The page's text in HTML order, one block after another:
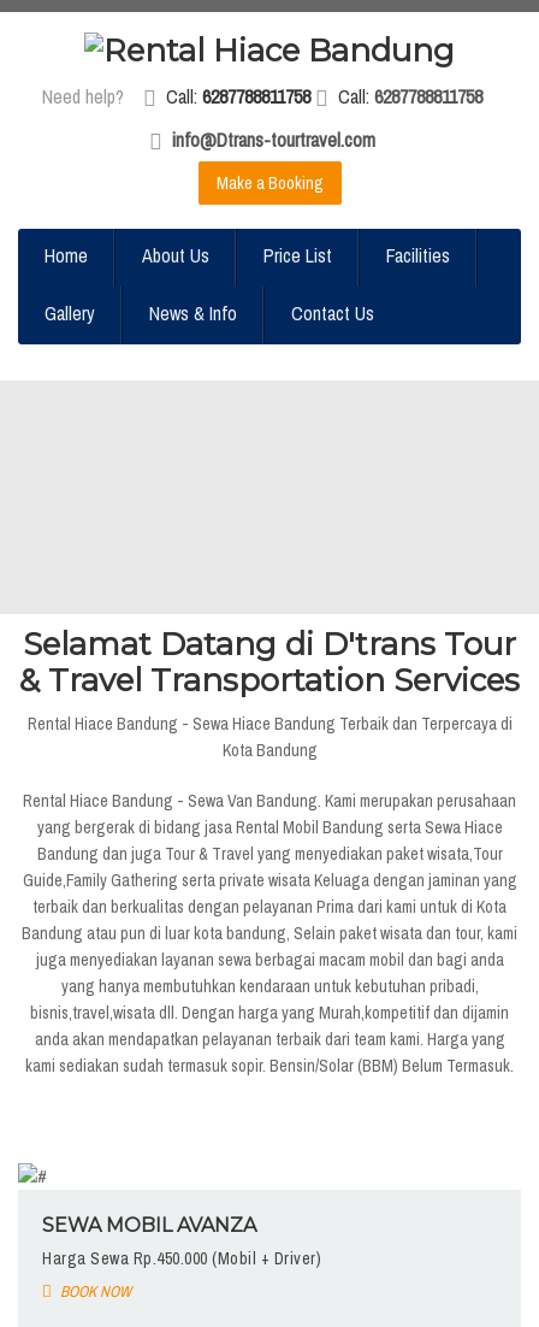
Need help? Call: 6287788811758 Call: 6287788811758
info@Dtrans-tourtravel.com
Make a Booking
Home About Us Price List Facilities
Gallery News & Info Contact Us
Selamat Datang di D'trans Tour
& Travel Transportation Services
Rental Hiace Bandung - Sewa Hiace Bandung Terbaik dan Terpercaya di
Kota Bandung
Rental Hiace Bandung - Sewa Van Bandung. Kami merupakan perusahaan
yang bergerak di bidang jasa Rental Mobil Bandung serta Sewa Hiace
Bandung dan juga Tour & Travel yang menyediakan paket wisata,Tour
Guide,Family Gathering serta private wisata Keluaga dengan jaminan yang
terbaik dan berkualitas dengan pelayanan Prima dari kami untuk di Kota
Bandung atau pun di luar kota bandung, Selain paket wisata dan tour, kami
juga menyediakan layanan sewa berbagai macam mobil dan bagi anda
yang hanya membutuhkan kendaraan untuk kebutuhan pribadi,
bisnis,travel,wisata dll. Dengan harga yang Murah,kompetitif dan dijamin
anda akan mendapatkan pelayanan terbaik dari team kami. Harga yang
kami sediakan sudah termasuk sopir. Bensin/Solar (BBM) Belum Termasuk.
SEWA MOBIL AVANZA
Harga Sewa Rp.450.000 (Mobil + Driver)
BOOK NOW